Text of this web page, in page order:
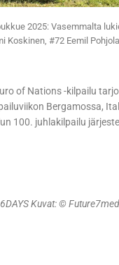
2025: Vasemmalta
Koskinen, #72 Eemil
of Nations -kilpailu
Bergamossa,
100. juhlakilpailu
Kuvat: ©